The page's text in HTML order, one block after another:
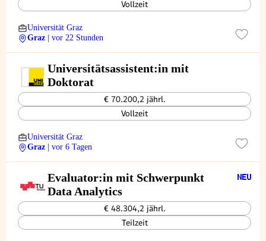
Vollzeit
Universität Graz
Graz
| vor 22 Stunden
Universitätsassistent:in mit
Doktorat
€ 70.200,2 jährl.
Vollzeit
Universität Graz
Graz
| vor 6 Tagen
Evaluator:in mit Schwerpunkt
Data Analytics
€ 48.304,2 jährl.
Teilzeit